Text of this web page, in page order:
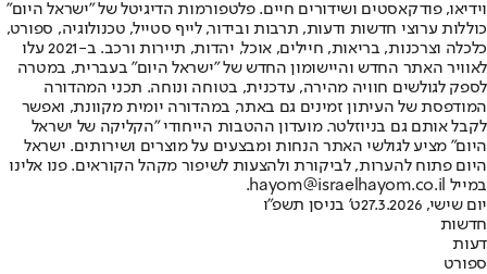
וידיאו, פודקאסטים ושידורים חיים. פלטפורמות הדיגיטל של "ישראל היום"
כוללות ערוצי חדשות ודעות, תרבות ובידור, לייף סטייל, טכנולוגיה, ספורט,
כלכלה וצרכנות, בריאות, חיילים, אוכל, יהדות, תיירות ורכב. ב-2021 עלו
לאוויר האתר החדש והיישומון החדש של "ישראל היום" בעברית, במטרה
לספק לגולשים חוויה מהירה, עדכנית, בטוחה ונוחה. תכני המהדורה
המודפסת של העיתון זמינים גם באתר, במהדורה יומית מקוונת, ואפשר
לקבל אותם גם בניוזלטר. מועדון ההטבות הייחודי "הקליקה של ישראל
היום" מציע לגולשי האתר הנחות ומבצעים על מוצרים ושירותים. ישראל
היום פתוח להערות, לביקורת ולהצעות לשיפור מקהל הקוראים. פנו אלינו
במייל hayom@israelhayom.co.il.
יום שישי, 27.3.2026
ט' בניסן תשפ"ו
חדשות
דעות
ספורט